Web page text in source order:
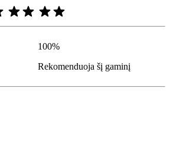
100%
Rekomenduoja šį gaminį